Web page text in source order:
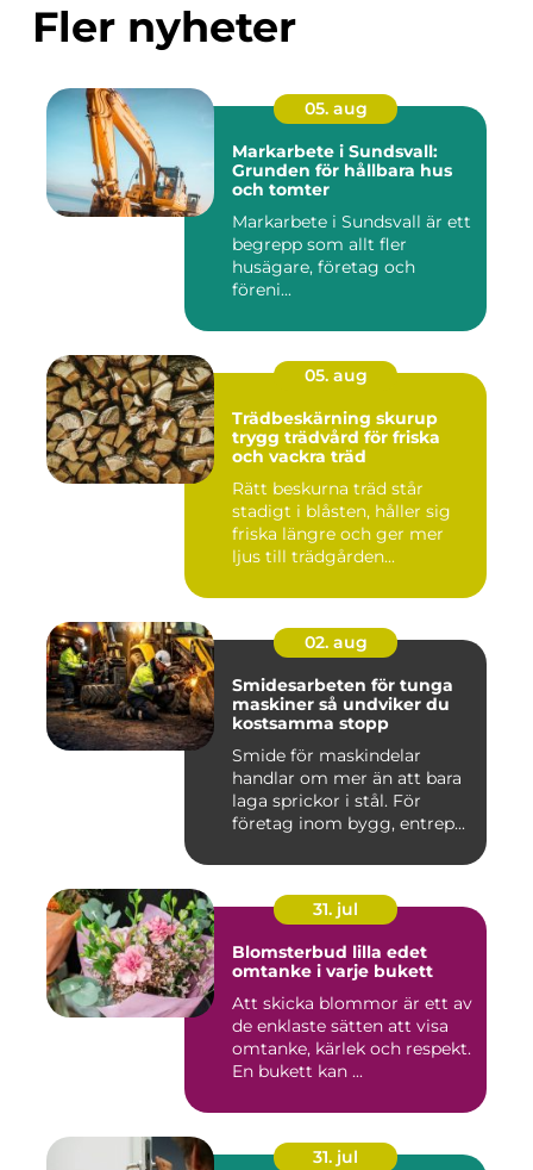
Fler nyheter
05. aug
Markarbete i Sundsvall:
Grunden för hållbara hus
och tomter
Markarbete i Sundsvall är ett
begrepp som allt fler
husägare, företag och
föreni...
05. aug
Trädbeskärning skurup
trygg trädvård för friska
och vackra träd
Rätt beskurna träd står
stadigt i blåsten, håller sig
friska längre och ger mer
ljus till trädgården...
02. aug
Smidesarbeten för tunga
maskiner så undviker du
kostsamma stopp
Smide för maskindelar
handlar om mer än att bara
laga sprickor i stål. För
företag inom bygg, entrep...
31. jul
Blomsterbud lilla edet
omtanke i varje bukett
Att skicka blommor är ett av
de enklaste sätten att visa
omtanke, kärlek och respekt.
En bukett kan ...
31. jul